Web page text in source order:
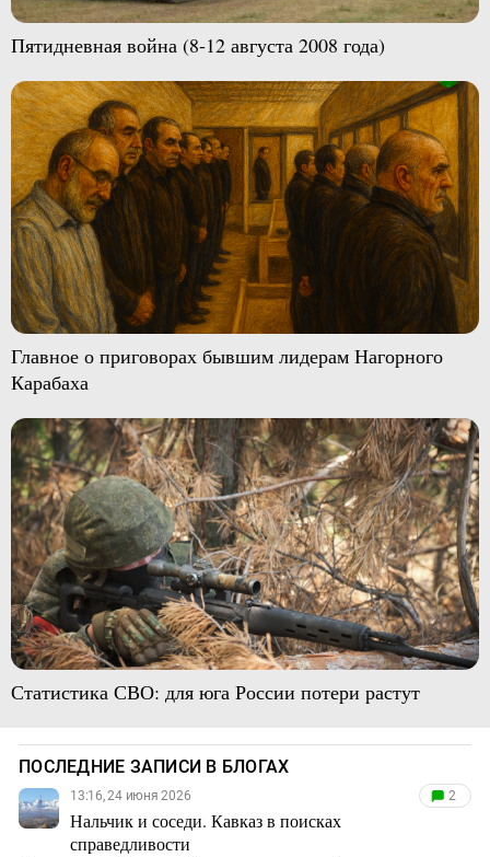
Пятидневная война (8-12 августа 2008 года)
Главное о приговорах бывшим лидерам Нагорного
Карабаха
Статистика СВО: для юга России потери растут
ПОСЛЕДНИЕ ЗАПИСИ В БЛОГАХ
13:16, 24 июня 2026
Нальчик и соседи. Кавказ в поисках
справедливости
2